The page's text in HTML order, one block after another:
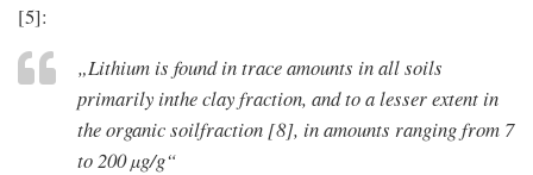
[5]:
„Lithium is found in trace amounts in all soils
primarily inthe clay fraction, and to a lesser extent in
the organic soilfraction [8], in amounts ranging from 7
to 200 µg/g“